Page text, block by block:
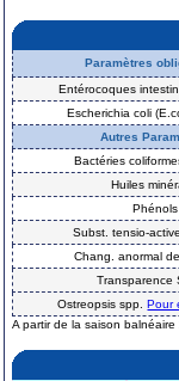
Paramètres
Entérocoques
Escherichia coli
Autres
Bactéries
Huiles
Phénols
Subst. tensio-
Chang. anormal
Transparence
Ostreopsis spp.Pour
A partir de la saison